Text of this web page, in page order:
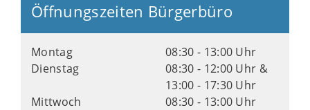
Öffnungszeiten Bürgerbüro
Montag
08:30 - 13:00 Uhr
Dienstag
08:30 - 12:00 Uhr &
13:00 - 17:30 Uhr
Mittwoch
08:30 - 13:00 Uhr